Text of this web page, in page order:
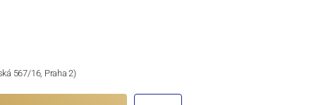
567/16, Praha 2)